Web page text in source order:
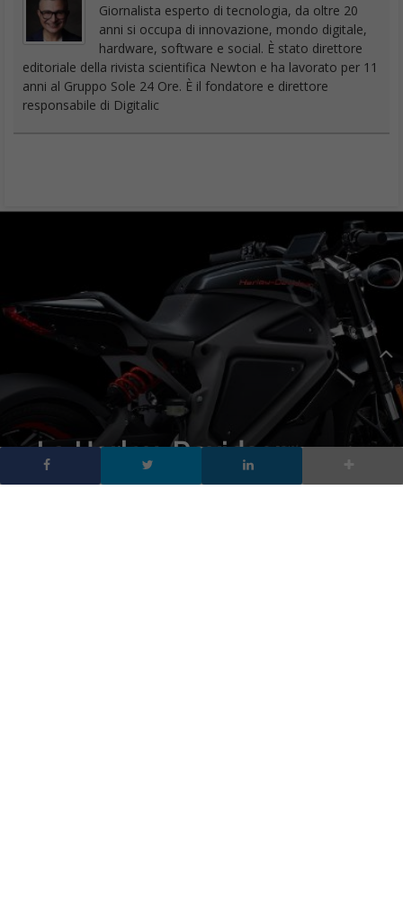
Giornalista esperto di tecnologia, da oltre 20
anni si occupa di innovazione, mondo digitale,
hardware, software e social. È stato direttore
editoriale della rivista scientifica Newton e ha lavorato per 11
anni al Gruppo Sole 24 Ore. È il fondatore e direttore
responsabile di Digitalic
La Harley-Davidson
elettrica arriverà nel